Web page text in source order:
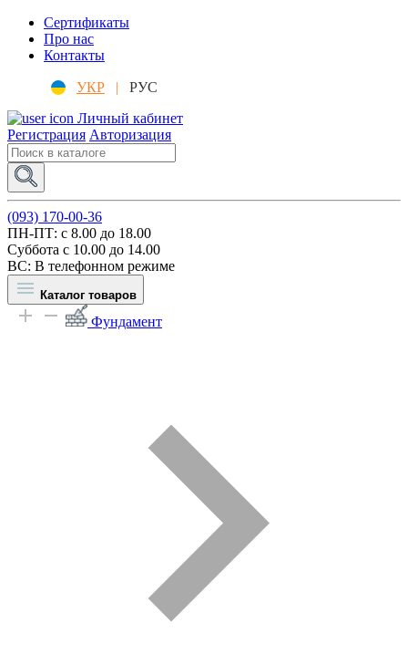
Сертификаты
Про нас
Контакты
УКР |
РУС
Личный кабинет
Регистрация Авторизация
(093) 170-00-36
ПН-ПТ: c 8.00 до 18.00
Суббота с 10.00 до 14.00
ВС: В телефонном режиме
Каталог товаров
Фундамент